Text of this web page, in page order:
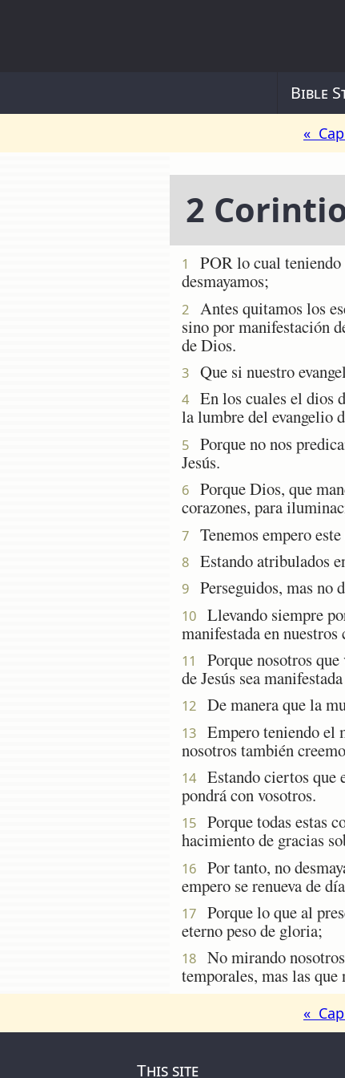
Bible
«
2
1
POR lo cual
desmayamos;
2
Antes quitamos los
sino por manifestación
de Dios.
3 Que si nuestro
4
En los cuales el dios
la lumbre del evangelio
5
Porque no nos
Jesús.
6
Porque Dios, que
corazones, para
7 Tenemos empero
8 Estando atribulados
9 Perseguidos, mas no
10
Llevando siempre
manifestada en nuestros
11
Porque nosotros
de Jesús sea
12 De manera que la
13
Empero teniendo el
nosotros también
14
Estando ciertos que
pondrá con vosotros.
15
Porque todas estas
hacimiento de gracias
16
Por tanto, no
empero se renueva de
17
Porque lo que al
eterno peso de gloria;
18
No mirando
temporales, mas las que
«
This site